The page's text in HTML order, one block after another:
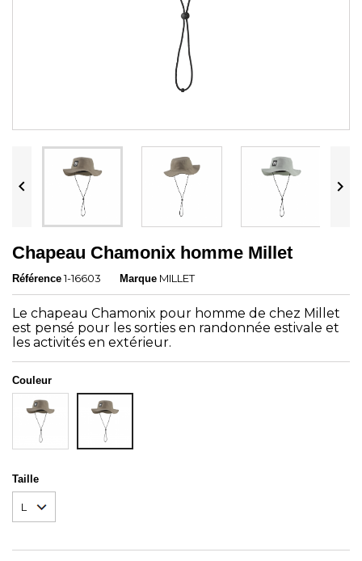
 
Chapeau Chamonix homme Millet
Référence 1-16603 Marque MILLET
Le chapeau Chamonix pour homme de chez Millet
est pensé pour les sorties en randonnée estivale et
les activités en extérieur.
Couleur
DORITE SEAWEED
Taille